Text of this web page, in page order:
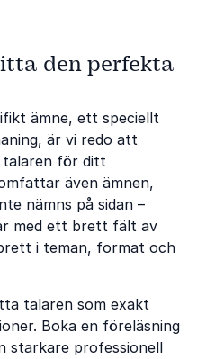
den perfekta
ämne, ett speciellt
är vi redo att
talaren för ditt
även ämnen,
nämns på sidan –
med ett brett fält av
i teman, format och
talaren som exakt
Boka en föreläsning
starkare professionell